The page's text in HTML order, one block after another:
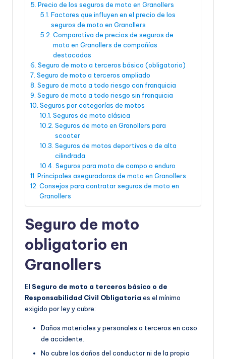
Precio de los seguros de moto en Granollers
Factores que influyen en el precio de los
seguros de moto en Granollers
Comparativa de precios de seguros de
moto en Granollers de compañías
destacadas
Seguro de moto a terceros básico (obligatorio)
Seguro de moto a terceros ampliado
Seguro de moto a todo riesgo con franquicia
Seguro de moto a todo riesgo sin franquicia
Seguros por categorías de motos
Seguros de moto clásica
Seguros de moto en Granollers para
scooter
Seguros de motos deportivas o de alta
cilindrada
Seguros para moto de campo o enduro
Principales aseguradoras de moto en Granollers
Consejos para contratar seguros de moto en
Granollers
Seguro de moto
obligatorio en
Granollers
El Seguro de moto a terceros básico o de
Responsabilidad Civil Obligatoria es el mínimo
exigido por ley y cubre:
Daños materiales y personales a terceros en caso
de accidente.
No cubre los daños del conductor ni de la propia